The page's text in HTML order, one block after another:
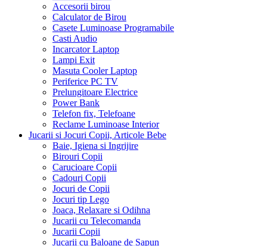
Accesorii birou
Calculator de Birou
Casete Luminoase Programabile
Casti Audio
Incarcator Laptop
Lampi Exit
Masuta Cooler Laptop
Periferice PC TV
Prelungitoare Electrice
Power Bank
Telefon fix, Telefoane
Reclame Luminoase Interior
Jucarii si Jocuri Copii, Articole Bebe
Baie, Igiena si Ingrijire
Birouri Copii
Carucioare Copii
Cadouri Copii
Jocuri de Copii
Jocuri tip Lego
Joaca, Relaxare si Odihna
Jucarii cu Telecomanda
Jucarii Copii
Jucarii cu Baloane de Sapun